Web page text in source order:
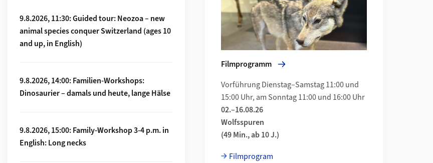
9.8.2026, 11:30: Guided tour: Neozoa – new
animal species conquer Switzerland (ages 10
and up, in English)
Mehr zu 9.8.2026, 11:30: Guided tour: Neozoa – new animal species conquer Switzerland (ages 10 and up, in
9.8.2026, 14:00: Familien-Workshops:
Dinosaurier – damals und heute, lange Hälse
Mehr zu 9.8.2026, 14:00: Familien-Workshops: Dinosaurier – damals und heute, lange Hälse
9.8.2026, 15:00: Family-Workshop 3-4 p.m. in
English: Long necks
Mehr zu 9.8.2026, 15:00: Family-Workshop 3-4 p.m. in English: Long necks
Filmprogramm
Vorführung Dienstag–Samstag 11:00 und
15:00 Uhr, am Sonntag 11:00 und 16:00 Uhr
02.–16.08.26
Wolfsspuren
(49 Min., ab 10 J.)
Filmprogram